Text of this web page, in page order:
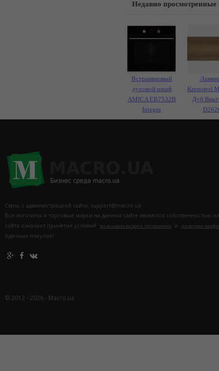
Недавно просмотренные
Встраиваемый
духовой шкаф
AMICA EB7532B
Integra
Kronopol
Дуб
Связь с администрацией сайта: support@macro.ua.
Все логотипы и торговые марки на данном сайте являются собственностью
сайта означает принятие условий
пользовательского соглашения и политики
Удачных покупок!
© 2012 - 2026 - Macro.ua